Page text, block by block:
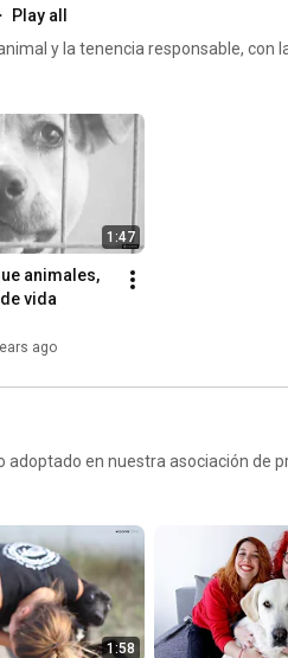
Play all
y la tenencia responsable, con
1:47
animales,
vida
ago
adoptado en nuestra asociación de
1:58